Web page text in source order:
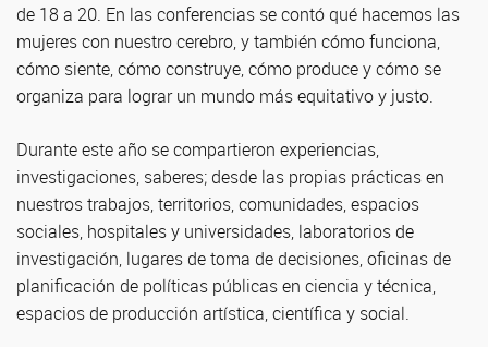
de 18 a 20. En las conferencias se contó qué hacemos las
mujeres con nuestro cerebro, y también cómo funciona,
cómo siente, cómo construye, cómo produce y cómo se
organiza para lograr un mundo más equitativo y justo.
Durante este año se compartieron experiencias,
investigaciones, saberes; desde las propias prácticas en
nuestros trabajos, territorios, comunidades, espacios
sociales, hospitales y universidades, laboratorios de
investigación, lugares de toma de decisiones, oficinas de
planificación de políticas públicas en ciencia y técnica,
espacios de producción artística, científica y social.